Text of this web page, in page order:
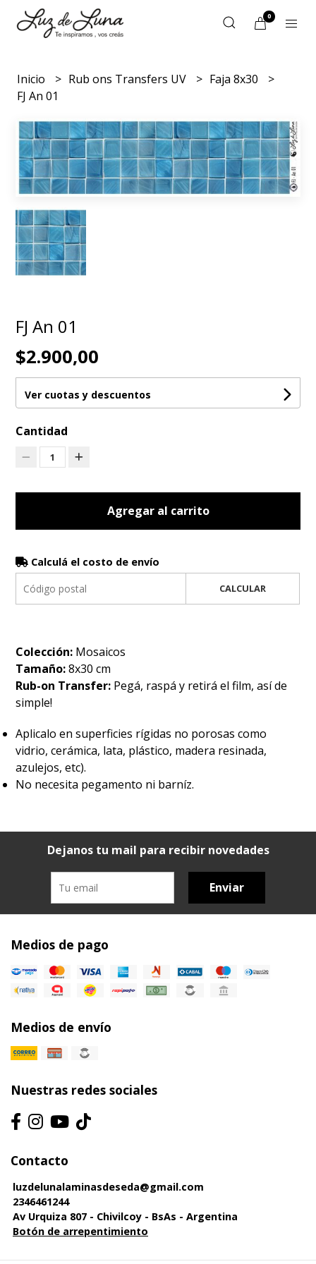
0
Inicio Rub ons Transfers UV
Faja 8x30
FJ An 01
FJ An 01
$2.900,00
Ver cuotas y descuentos
Cantidad
1
Agregar al carrito
Calculá el costo de envío
CALCULAR
Colección: Mosaicos
Tamaño:8x30 cm
Rub-on Transfer: Pegá, raspá y retirá el film, así de
simple!
Aplicalo en superficies rígidas no porosas como
vidrio, cerámica, lata, plástico, madera resinada,
azulejos, etc).
No necesita pegamento ni barníz.
Dejanos tu mail para recibir novedades
Enviar
Medios de pago
Medios de envío
Nuestras redes sociales
Contacto
luzdelunalaminasdeseda@gmail.com
2346461244
Av Urquiza 807 - Chivilcoy - BsAs - Argentina
Botón de arrepentimiento